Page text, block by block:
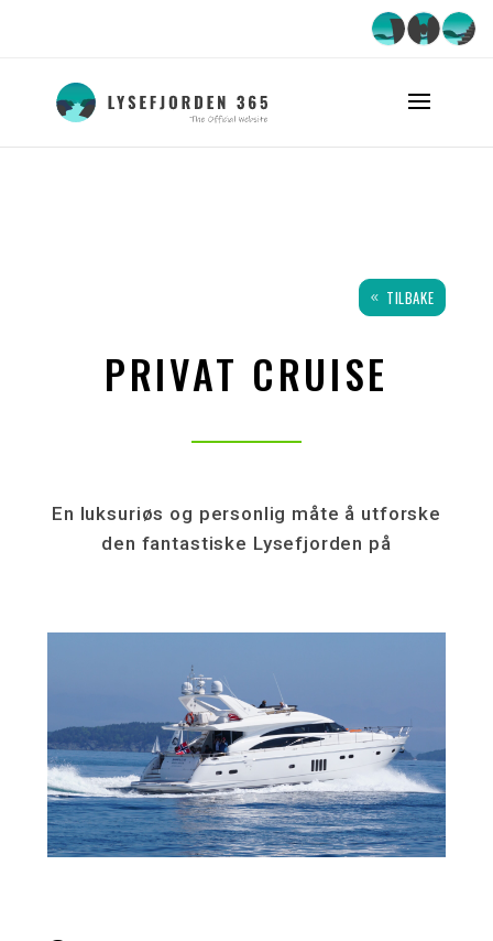
TILBAKE
PRIVAT CRUISE
En luksuriøs og personlig måte å utforske
den fantastiske Lysefjorden på